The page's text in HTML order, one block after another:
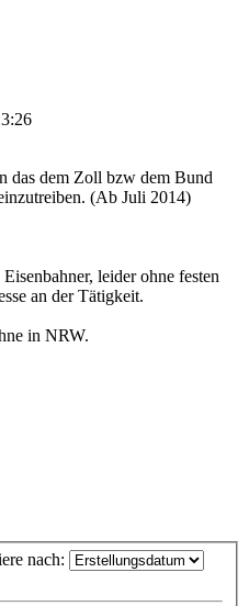
das dem Zoll bzw dem Bund
(Ab Juli 2014)
leider ohne festen
an der Tätigkeit.
in NRW.
nach: